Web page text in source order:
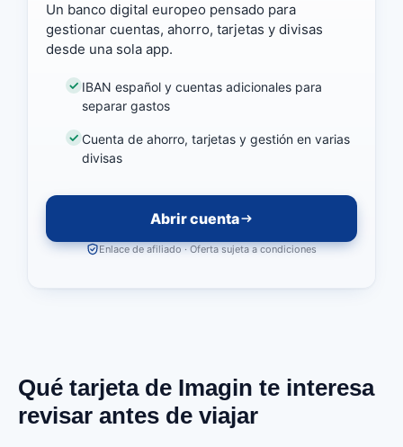
Un banco digital europeo pensado para
gestionar cuentas, ahorro, tarjetas y divisas
desde una sola app.
IBAN español y cuentas adicionales para
separar gastos
Cuenta de ahorro, tarjetas y gestión en varias
divisas
Abrir cuenta
Enlace de afiliado · Oferta sujeta a condiciones
Qué tarjeta de Imagin te interesa
revisar antes de viajar